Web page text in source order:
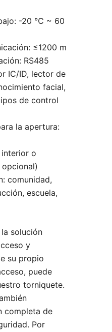
-20 ℃ ~ 60
≤1200 m
RS485
IC/ID, lector de
facial,
de control
la apertura:
o
comunidad,
escuela,
solución
y
su propio
puede
torniquete.
completa de
Por